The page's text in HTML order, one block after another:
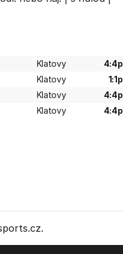
Klatovy
4:4p
Klatovy
1:1p
Klatovy
4:4p
Klatovy 4:4p